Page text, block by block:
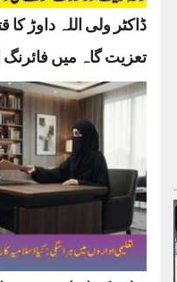
ڈاکٹر ولی اللہ داوڑ کا
تعزیت گاہ میں